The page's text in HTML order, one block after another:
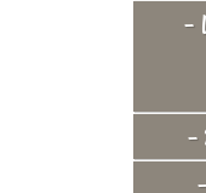
-
-